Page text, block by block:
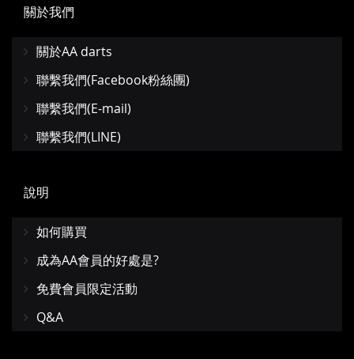
關於我們
關於AA darts
聯繫我們(Facebook粉絲團)
聯繫我們(E-mail)
聯繫我們(LINE)
說明
如何購買
成為AA會員的好處是?
免費會員限定活動
Q&A